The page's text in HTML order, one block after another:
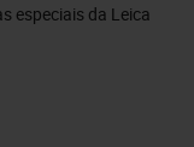
especiais da Leica